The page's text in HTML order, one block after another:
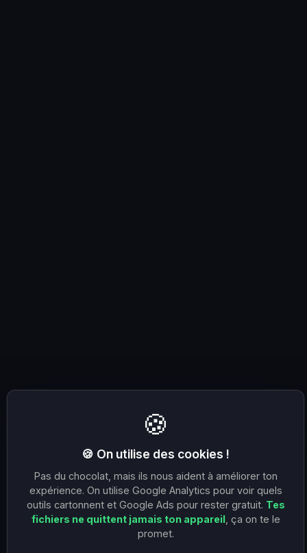
🍪
🍪 On utilise des cookies !
Pas du chocolat, mais ils nous aident à améliorer ton
expérience. On utilise Google Analytics pour voir quels
outils cartonnent et Google Ads pour rester gratuit. Tes
fichiers ne quittent jamais ton appareil, ça on te le
promet.